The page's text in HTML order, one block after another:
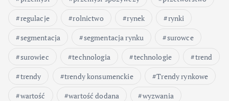
regulacje
rolnictwo rynek
rynki
segmentacja
segmentacja rynku
surowce
surowiec
technologia technologie
trend
trendy
trendy konsumenckie
Trendy rynkowe
wartość
wartość dodana
wyzwania